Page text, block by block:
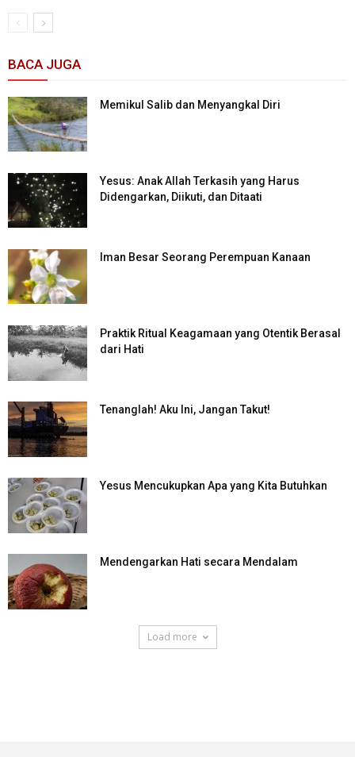
BACA JUGA
Memikul Salib dan Menyangkal Diri
Yesus: Anak Allah Terkasih yang Harus
Didengarkan, Diikuti, dan Ditaati
Iman Besar Seorang Perempuan Kanaan
Praktik Ritual Keagamaan yang Otentik Berasal
dari Hati
Tenanglah! Aku Ini, Jangan Takut!
Yesus Mencukupkan Apa yang Kita Butuhkan
Mendengarkan Hati secara Mendalam
Load more